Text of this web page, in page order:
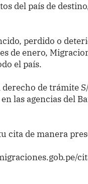
del país de
perdido o
de enero,
el país.
de trámite
las agencias del
cita de manera